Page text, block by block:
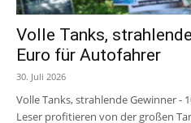
Volle Tanks,
Euro für Autofahrer
30. Juli 2026
Volle Tanks, strahlende Gewinner -
Leser profitieren von der großen